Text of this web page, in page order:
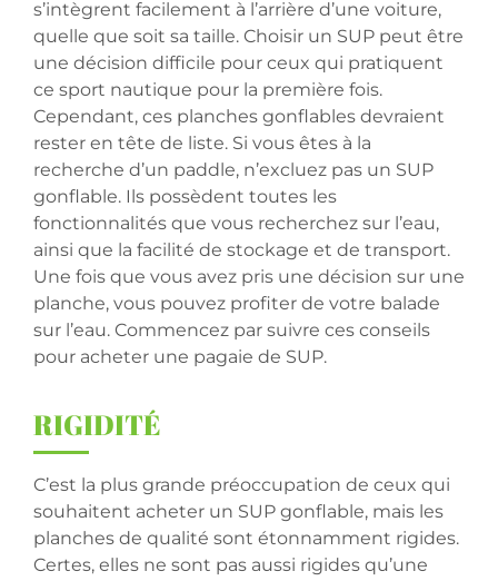
s’intègrent facilement à l’arrière d’une voiture,
quelle que soit sa taille. Choisir un SUP peut être
une décision difficile pour ceux qui pratiquent
ce sport nautique pour la première fois.
Cependant, ces planches gonflables devraient
rester en tête de liste. Si vous êtes à la
recherche d’un paddle, n’excluez pas un SUP
gonflable. Ils possèdent toutes les
fonctionnalités que vous recherchez sur l’eau,
ainsi que la facilité de stockage et de transport.
Une fois que vous avez pris une décision sur une
planche, vous pouvez profiter de votre balade
sur l’eau. Commencez par suivre ces conseils
pour acheter une pagaie de SUP.
RIGIDITÉ
C’est la plus grande préoccupation de ceux qui
souhaitent acheter un SUP gonflable, mais les
planches de qualité sont étonnamment rigides.
Certes, elles ne sont pas aussi rigides qu’une